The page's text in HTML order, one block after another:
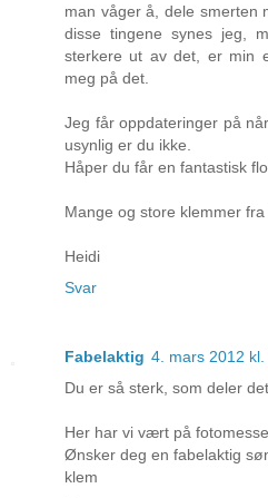
man våger å, dele smerten
disse tingene synes jeg,
sterkere ut av det, er min
meg på det.
Jeg får oppdateringer på
usynlig er du ikke.
Håper du får en fantastisk
Mange og store klemmer
Heidi
Svar
Fabelaktig 4. mars 2012 kl.
Du er så sterk, som deler
Her har vi vært på
Ønsker deg en fabelaktig
klem